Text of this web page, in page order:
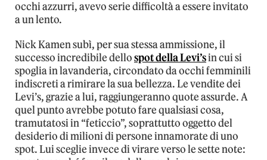
occhi azzurri, avevo serie difficoltà a essere invitato
a un lento.
Nick Kamen subì, per sua stessa ammissione, il
successo incredibile dellospot della Levi’sin cui si
spoglia in lavanderia, circondato da occhi femminili
indiscreti a rimirare la sua bellezza. Le vendite dei
Levi’s, grazie a lui, raggiungeranno quote assurde. A
quel punto avrebbe potuto fare qualsiasi cosa,
tramutatosi in “feticcio”, soprattutto oggetto del
desiderio di milioni di persone innamorate di uno
spot. Lui sceglie invece di virare verso le sette note: